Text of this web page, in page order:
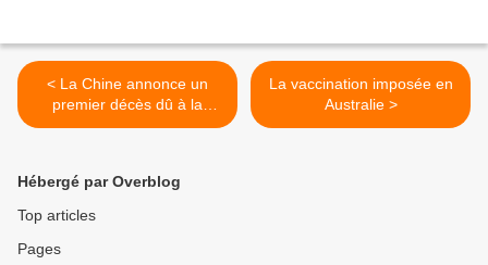
< La Chine annonce un
premier décès dû à la
grippe A (H5N1)
La vaccination imposée en
Australie >
Hébergé par Overblog
Top articles
Pages